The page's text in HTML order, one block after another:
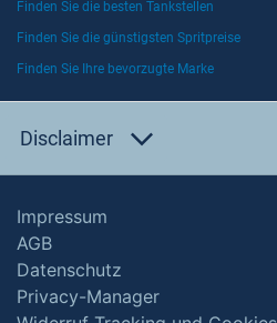
Finden Sie die besten Tankstellen
Finden Sie die günstigsten Spritpreise
Finden Sie Ihre bevorzugte Marke
Disclaimer
Impressum
AGB
Datenschutz
Privacy-Manager